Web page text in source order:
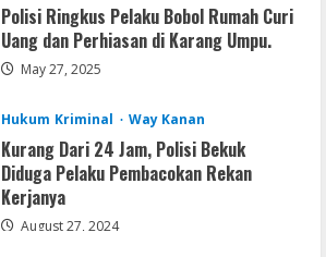
Umum
Dugaan Tambang dan Stockpile Ilegal di
Desa Lengot OKU Timur; BPAN Way
Kanan Desak APH Tindak Tegas Sesuai
UU Minerba
Img
Office 2019 Pro Plus AIO Massgrave No
Internet Required P2P release
Polisi Ringkus Pelaku Bobol Rumah Curi
Uang dan Perhiasan di Karang Umpu.
May 27, 2025
Hukum Kriminal Way Kanan
Kurang Dari 24 Jam, Polisi Bekuk
Diduga Pelaku Pembacokan Rekan
Kerjanya
August 27, 2024